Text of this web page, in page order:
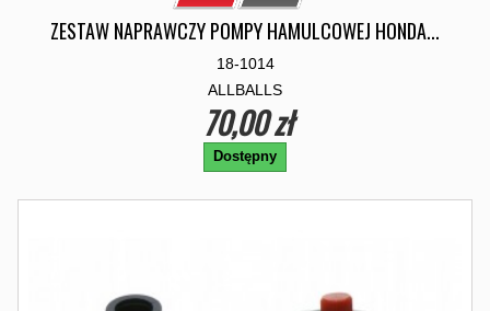
ZESTAW NAPRAWCZY POMPY HAMULCOWEJ HONDA...
18-1014
ALLBALLS
70,00 zł
Dostępny